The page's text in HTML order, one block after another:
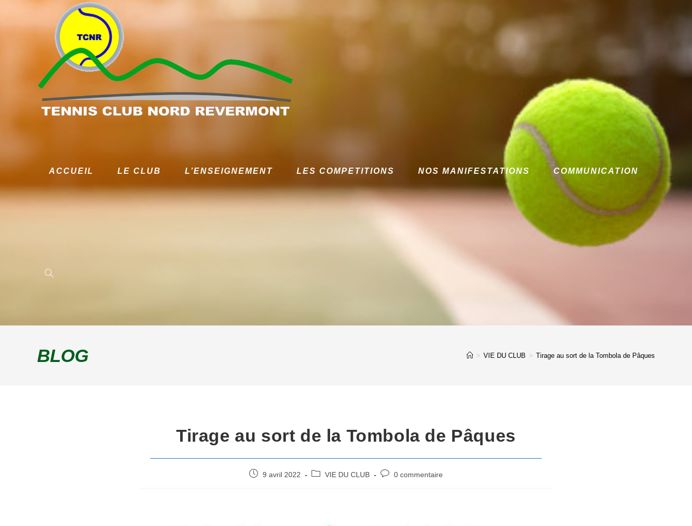
ACCUEIL LE CLUB L’ENSEIGNEMENT LES COMPETITIONS NOS MANIFESTATIONS COMMUNICATION
BLOG > VIE DU CLUB > Tirage au sort de la Tombola de Pâques
Tirage au sort de la Tombola de Pâques
9 avril 2022 VIE DU CLUB 0 commentaire